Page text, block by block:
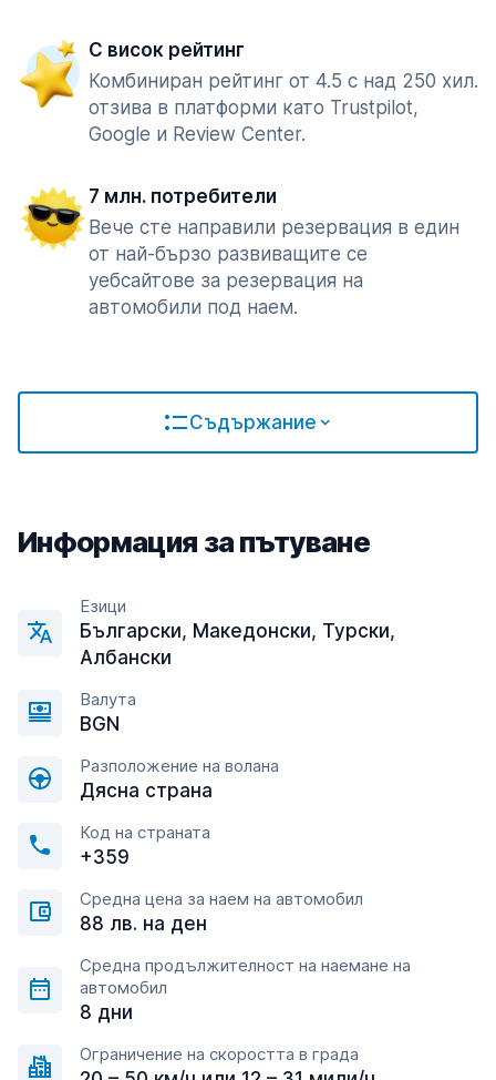
С висок рейтинг
Комбиниран рейтинг от 4.5 с над 250 хил.
отзива в платформи като Trustpilot,
Google и Review Center.
7 млн. потребители
Вече сте направили резервация в един
от най-бързо развиващите се
уебсайтове за резервация на
автомобили под наем.
Съдържание
Информация за пътуване
Езици
Български, Македонски, Турски,
Албански
Валута
BGN
Разположение на волана
Дясна страна
Код на страната
+359
Средна цена за наем на автомобил
88 лв. на ден
Средна продължителност на наемане на
автомобил
8 дни
Ограничение на скоростта в града